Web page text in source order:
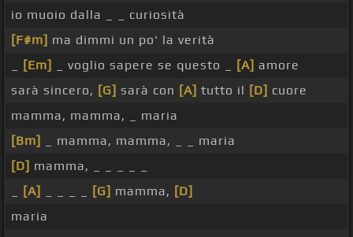
io muoio dalla _ _ curiosità
[F#m] ma dimmi un po' la verità
[Em] _ voglio sapere se questo _ [A] amore
sarà sincero, [G] sarà con [A] tutto il [D] cuore
mamma, mamma, _ maria
[Bm]
_ mamma, mamma, _ _ maria
[D] mamma, _ _ _ _ _
[A] [G] mamma, [D]
maria